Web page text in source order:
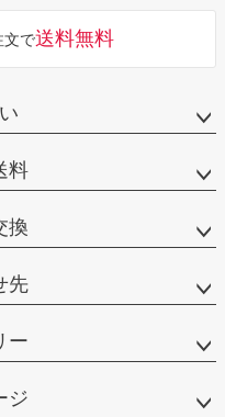
文で送料無料
料
換
先
ー
ジ